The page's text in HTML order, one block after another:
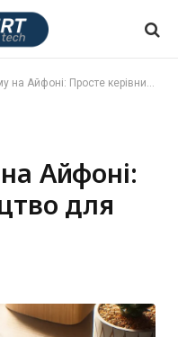
Просте керівництво для чайників
Айфоні:
для